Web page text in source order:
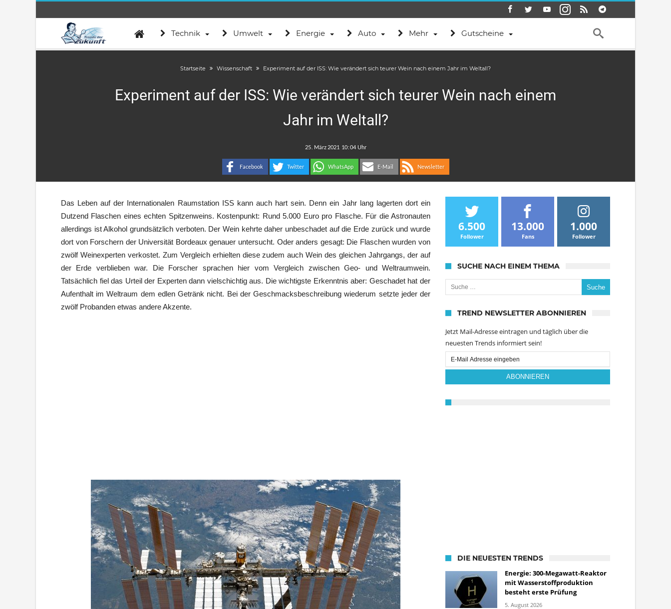
Technik Umwelt Energie Auto Mehr Gutscheine
Startseite Wissenschaft Experiment auf der ISS: Wie verändert sich teurer Wein nach einem Jahr im Weltall?
Experiment auf der ISS: Wie verändert sich teurer Wein nach einem
Jahr im Weltall?
:
Facebook Twitter WhatsApp E-Mail Newsletter
Das Leben auf der Internationalen Raumstation ISS kann auch hart sein. Denn ein Jahr lang lagerten dort ein
Dutzend Flaschen eines echten Spitzenweins. Kostenpunkt: Rund 5.000 Euro pro Flasche. Für die Astronauten
allerdings ist Alkohol grundsätzlich verboten. Der Wein kehrte daher unbeschadet auf die Erde zurück und wurde
dort von Forschern der Universität Bordeaux genauer untersucht. Oder anders gesagt: Die Flaschen wurden von
zwölf Weinexperten verkostet. Zum Vergleich erhielten diese zudem auch Wein des gleichen Jahrgangs, der auf
der Erde verblieben war. Die Forscher sprachen hier vom Vergleich zwischen Geo- und Weltraumwein.
Tatsächlich fiel das Urteil der Experten dann vielschichtig aus. Die wichtigste Erkenntnis aber: Geschadet hat der
Aufenthalt im Weltraum dem edlen Getränk nicht. Bei der Geschmacksbeschreibung wiederum setzte jeder der
zwölf Probanden etwas andere Akzente.
6.500
Follower
13.000
Fans
1.000
Follower
SUCHE NACH EINEM THEMA
Suche nach:
TREND NEWSLETTER ABONNIEREN
Jetzt Mail-Adresse eintragen und täglich über die
neuesten Trends informiert sein!
Email
Subscription
ABONNIEREN
DIE NEUESTEN TRENDS
Energie: 300-Megawatt-Reaktor
mit Wasserstoffproduktion
besteht erste Prüfung
5. August 2026